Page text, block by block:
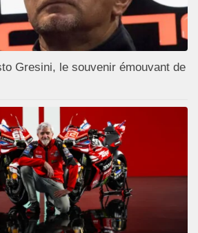
Gresini, le souvenir émouvant de